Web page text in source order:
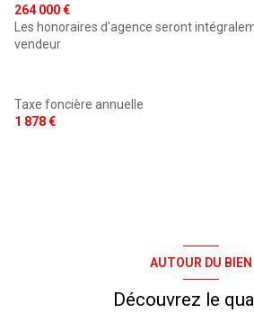
264 000 €
Les honoraires d'agence seront
vendeur
Taxe foncière annuelle
1 878 €
AUTOUR DU BIEN
Découvrez le